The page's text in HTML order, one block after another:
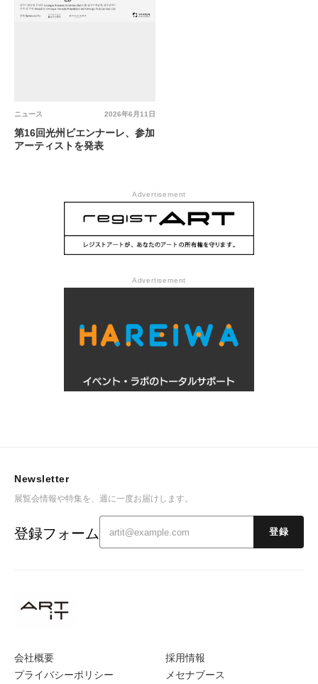
2026年6月11日
ニュース
第16回光州ビエンナーレ、参加
アーティストを発表
Advertisement
Advertisement
会社概要
プライバシーポリシー
採用情報
メセナブース
Newsletter
展覧会情報や特集を、週に一度お届けします。
登録フォーム 登録